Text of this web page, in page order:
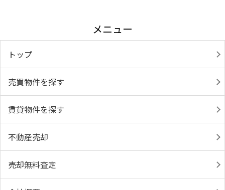
メニュー
トップ
売買物件を探す
賃貸物件を探す
不動産売却
売却無料査定